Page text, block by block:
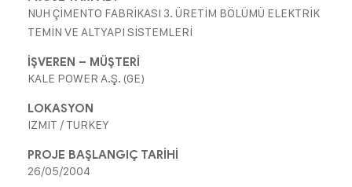
NUH ÇİMENTO FABRİKASI 3. ÜRETİM BÖLÜMÜ ELEKTRİK
TEMİN VE ALTYAPI SİSTEMLERİ
İŞVEREN – MÜŞTERİ
KALE POWER A.Ş. (GE)
LOKASYON
IZMIT / TURKEY
PROJE BAŞLANGIÇ TARİHİ
26/05/2004